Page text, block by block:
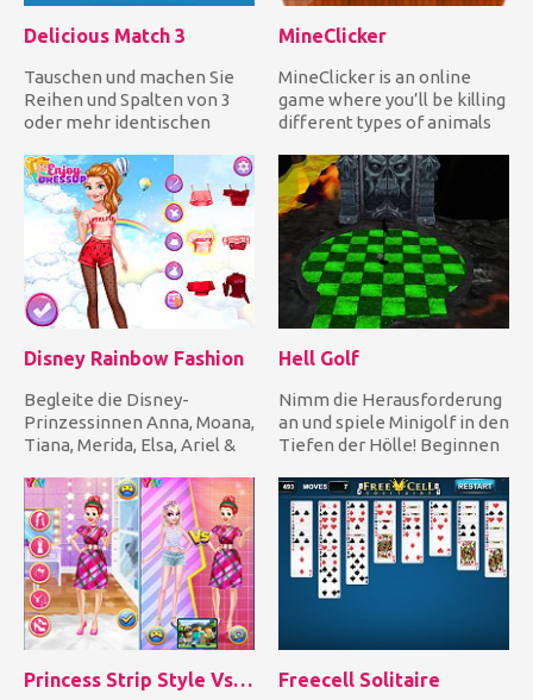
Delicious Match 3
Tauschen und machen Sie
Reihen und Spalten von 3
oder mehr identischen
f...
MineClicker
MineClicker is an online
game where you’ll be killing
different types of animals
Disney Rainbow Fashion
Begleite die Disney-
Prinzessinnen Anna, Moana,
Tiana, Merida, Elsa, Ariel &
Hell Golf
Nimm die Herausforderung
an und spiele Minigolf in den
Tiefen der Hölle! Beginnen
Princess Strip Style Vs Grid Style Freecell Solitaire